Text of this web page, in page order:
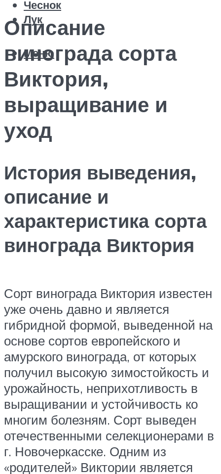
Чеснок
Лук
Меню
Описание
винограда сорта
Виктория,
выращивание и
уход
История выведения,
описание и
характеристика сорта
винограда Виктория
Сорт винограда Виктория известен
уже очень давно и является
гибридной формой, выведенной на
основе сортов европейского и
амурского винограда, от которых
получил высокую зимостойкость и
урожайность, неприхотливость в
выращивании и устойчивость ко
многим болезням. Сорт выведен
отечественными селекционерами в
г. Новочеркасске. Одним из
«родителей» Виктории является